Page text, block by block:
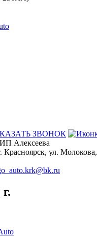
ЗВОНОК
ИП Алексеева
Красноярск, ул. Молокова,